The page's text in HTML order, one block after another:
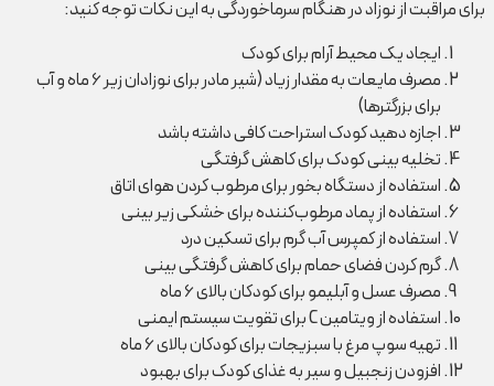
برای مراقبت از نوزاد در هنگام سرماخوردگی به این نکات توجه کنید:
ایجاد یک محیط آرام برای کودک
مصرف مایعات به مقدار زیاد (شیر مادر برای نوزادان زیر ۶ ماه و آب
برای بزرگترها)
اجازه دهید کودک استراحت کافی داشته باشد
تخلیه بینی کودک برای کاهش گرفتگی
استفاده از دستگاه بخور برای مرطوب کردن هوای اتاق
استفاده از پماد مرطوب‌کننده برای خشکی زیر بینی
استفاده از کمپرس آب گرم برای تسکین درد
گرم کردن فضای حمام برای کاهش گرفتگی بینی
مصرف عسل و آبلیمو برای کودکان بالای ۶ ماه
استفاده از ویتامین C برای تقویت سیستم ایمنی
تهیه سوپ مرغ با سبزیجات برای کودکان بالای ۶ ماه
افزودن زنجبیل و سیر به غذای کودک برای بهبود